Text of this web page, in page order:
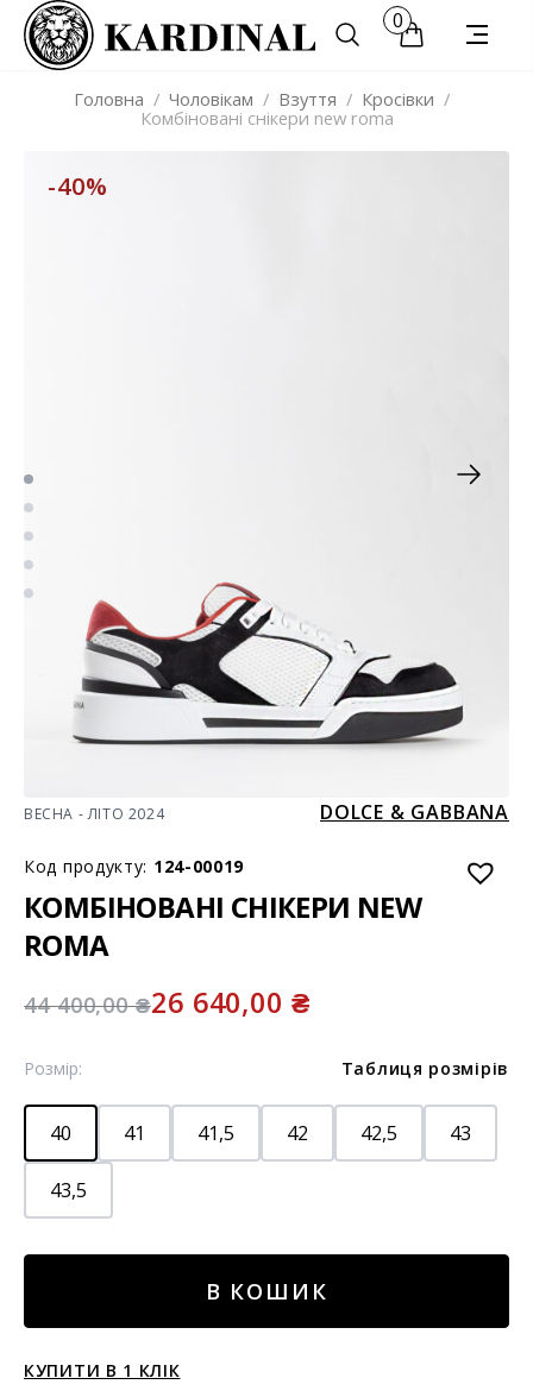
0
Головна / Чоловікам / Взуття / Кросівки /
Комбіновані снікери new roma
-40%
ВЕСНА - ЛІТО 2024 DOLCE & GABBANA
Код продукту: 124-00019
КОМБІНОВАНІ СНІКЕРИ NEW
ROMA
44 400,00₴26 640,00 ₴
Розмір: Таблиця розмірів
40 41 41,5 42 42,5 43
43,5
new
кількість
В КОШИК
КУПИТИ В 1 КЛІК